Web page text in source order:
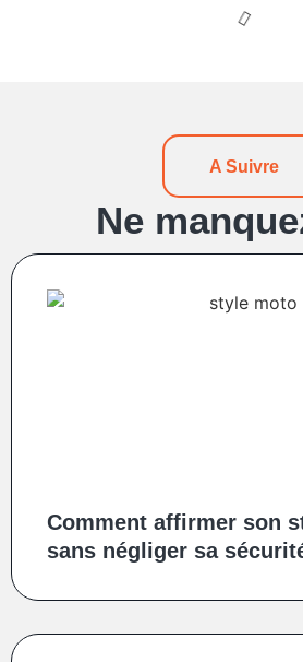
A Suivre
Ne
Comment affirmer son
sans négliger sa